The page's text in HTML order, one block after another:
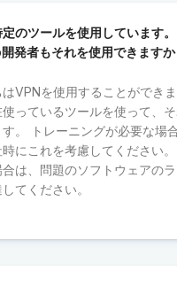
のツールを使用しています
発者もそれを使用できますか
VPNを使用することができ
っているツールを使って、
す。 トレーニングが必要な場
にこれを考慮してください
合は、問題のソフトウェアの
てください。